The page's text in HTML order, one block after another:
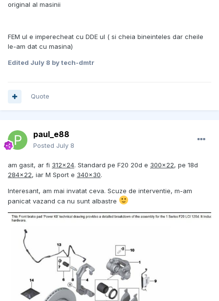
original al masinii
FEM ul e imperecheat cu DDE ul ( si cheia bineinteles dar cheile
le-am dat cu masina)
Edited July 8 by tech-dmtr
Quote
paul_e88
Posted July 8
am gasit, ar fi 312x24. Standard pe F20 20d e 300x22, pe 18d
284x22, iar M Sport e 340x30.
Interesant, am mai invatat ceva. Scuze de interventie, m-am
panicat vazand ca nu sunt albastre